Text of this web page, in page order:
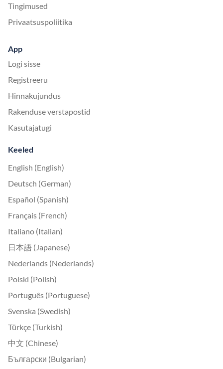
Tingimused
Privaatsuspoliitika
App
Logi sisse
Registreeru
Hinnakujundus
Rakenduse verstapostid
Kasutajatugi
Keeled
English (English)
Deutsch (German)
Español (Spanish)
Français (French)
Italiano (Italian)
日本語 (Japanese)
Nederlands (Nederlands)
Polski (Polish)
Português (Portuguese)
Svenska (Swedish)
Türkçe (Turkish)
中文 (Chinese)
Български (Bulgarian)